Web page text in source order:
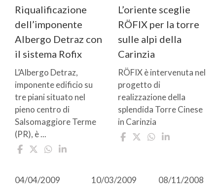
Riqualificazione
dell’imponente
Albergo Detraz con
il sistema Rofix
L’Albergo Detraz,
imponente edificio su
tre piani situato nel
pieno centro di
Salsomaggiore Terme
(PR), è ...
L’oriente sceglie
RÖFIX per la torre
sulle alpi della
Carinzia
RÖFIX è intervenuta nel
progetto di
realizzazione della
splendida Torre Cinese
in Carinzia
04/04/2009 10/03/2009 08/11/2008